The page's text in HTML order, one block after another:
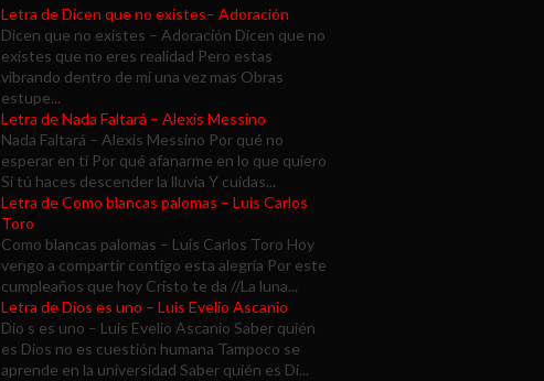
Letra de Dicen que no existes– Adoración
Dicen que no existes – Adoración Dicen que no
existes que no eres realidad Pero estas
vibrando dentro de mí una vez mas Obras
estupe...
Letra de Nada Faltará – Alexis Messino
Nada Faltará – Alexis Messino Por qué no
esperar en ti Por qué afanarme en lo que quiero
Si tú haces descender la lluvia Y cuidas...
Letra de Como blancas palomas – Luis Carlos
Toro
Como blancas palomas – Luis Carlos Toro Hoy
vengo a compartir contigo esta alegría Por este
cumpleaños que hoy Cristo te da //La luna...
Letra de Dios es uno – Luis Evelio Ascanio
Dio s es uno – Luis Evelio Ascanio Saber quién
es Dios no es cuestión humana Tampoco se
aprende en la universidad Saber quién es Di...